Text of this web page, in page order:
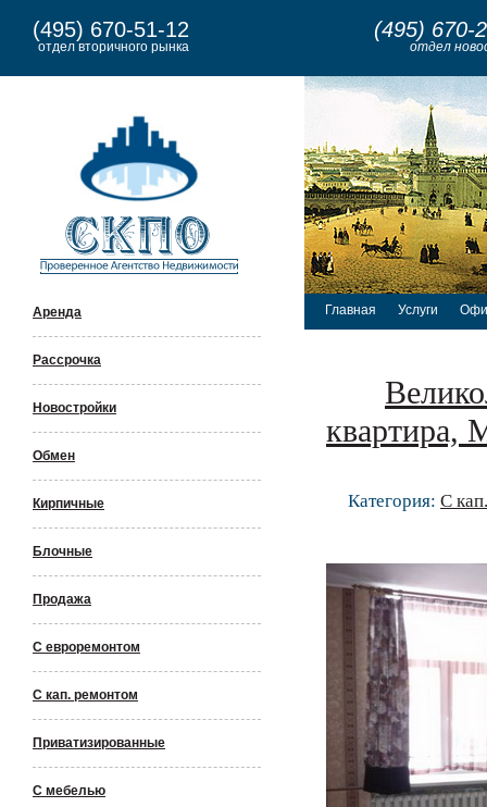
(495) 670-51-12
отдел вторичного рынка
(495) 670-
отдел
Аренда
Рассрочка
Новостройки
Обмен
Кирпичные
Блочные
Продажа
С евроремонтом
С кап. ремонтом
Приватизированные
С мебелью
Главная Услуги
Категория: С